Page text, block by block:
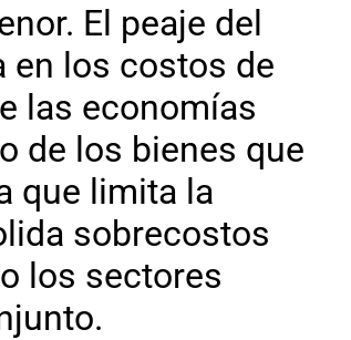
El peaje del
en los costos de
las economías
de los bienes que
que limita la
sobrecostos
los sectores